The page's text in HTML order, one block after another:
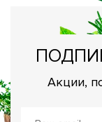
Акции,